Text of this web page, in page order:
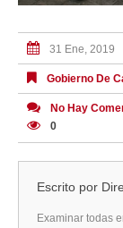
31 Ene, 2019
Gobierno De
No Hay
0
Escrito por
Examinar todas